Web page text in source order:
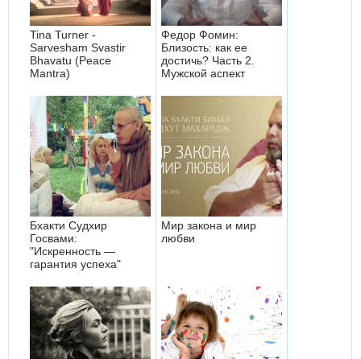
Tina Turner -
Sarvesham Svastir
Bhavatu (Peace
Mantra)
Федор Фомин:
Близость: как ее
достичь? Часть 2.
Мужской аспект
Бхакти Судхир
Госвами:
"Искренность —
гарантия успеха"
Мир закона и мир
любви